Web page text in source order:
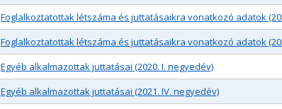
Foglalkoztatottak létszáma és juttatásaikra vonatkozó adatok
Foglalkoztatottak létszáma és juttatásaikra vonatkozó adatok
Egyéb alkalmazottak juttatásai (2020. I. negyedév)
Egyéb alkalmazottak juttatásai (2021. IV. negyedév)